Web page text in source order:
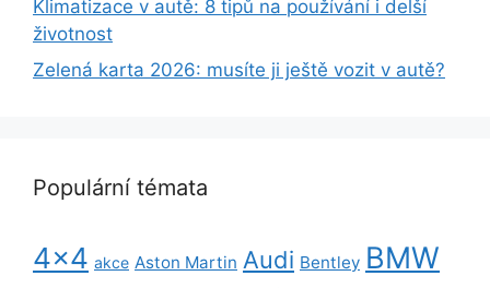
Klimatizace v autě: 8 tipů na používání i delší
životnost
Zelená karta 2026: musíte ji ještě vozit v autě?
Populární témata
4x4 akce Aston Martin Audi Bentley BMW